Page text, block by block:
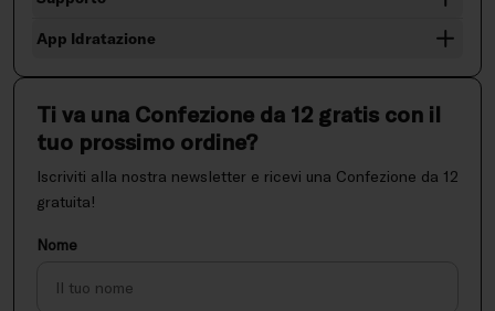
App Idratazione
Ti va una Confezione da 12 gratis con il
tuo prossimo ordine?
Iscriviti alla nostra newsletter e ricevi una Confezione da 12
gratuita!
Nome